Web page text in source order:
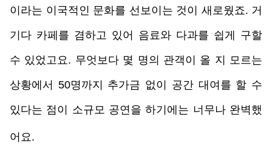
이라는 이국적인 문화를 선보이는 것이 새로웠죠. 거
기다 카페를 겸하고 있어 음료와 다과를 쉽게 구할
수 있었고요. 무엇보다 몇 명의 관객이 올 지 모르는
상황에서 50명까지 추가금 없이 공간 대여를 할 수
있다는 점이 소규모 공연을 하기에는 너무나 완벽했
어요.